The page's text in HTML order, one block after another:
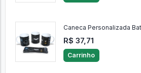
Caneca Personalizada
R$ 37,71
Carrinho